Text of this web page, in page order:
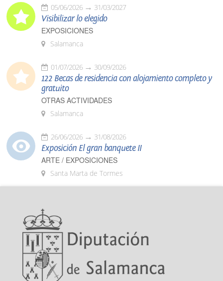
05/06/2026 31/03/2027
Visibilizar lo elegido
EXPOSICIONES
Salamanca
01/07/2026 30/09/2026
122 Becas de residencia con alojamiento completo y
gratuito
OTRAS ACTIVIDADES
Salamanca
26/06/2026 31/08/2026
Exposición El gran banquete II
ARTE / EXPOSICIONES
Santa Marta de Tormes